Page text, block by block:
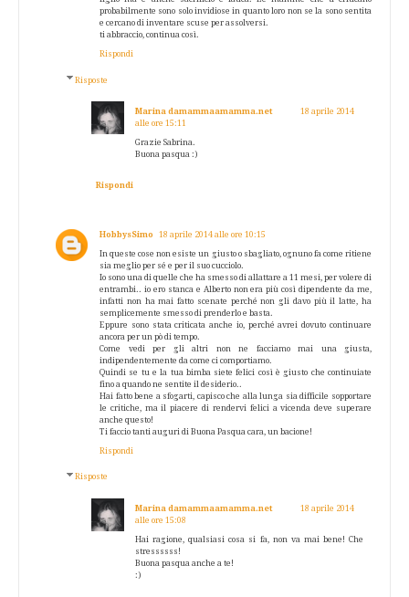
probabilmente sono solo invidiose in quanto loro non se la sono sentita
e cercano di inventare scuse per assolversi.
ti abbraccio, continua così.
Rispondi
Risposte
Marina damammaamamma.net
18 aprile 2014
alle ore 15:11
Grazie Sabrina.
Buona pasqua :)
Rispondi
HobbysSimo 18 aprile 2014 alle ore 10:15
In queste cose non esiste un giusto o sbagliato, ognuno fa come ritiene
sia meglio per sé e per il suo cucciolo.
Io sono una di quelle che ha smesso di allattare a 11 mesi, per volere di
entrambi.. io ero stanca e Alberto non era più così dipendente da me,
infatti non ha mai fatto scenate perché non gli davo più il latte, ha
semplicemente smesso di prenderlo e basta.
Eppure sono stata criticata anche io, perché avrei dovuto continuare
ancora per un pò di tempo.
Come vedi per gli altri non ne facciamo mai una giusta,
indipendentemente da come ci comportiamo.
Quindi se tu e la tua bimba siete felici così è giusto che continuiate
fino a quando ne sentite il desiderio..
Hai fatto bene a sfogarti, capisco che alla lunga sia difficile sopportare
le critiche, ma il piacere di rendervi felici a vicenda deve superare
anche questo!
Ti faccio tanti auguri di Buona Pasqua cara, un bacione!
Rispondi
Risposte
Marina damammaamamma.net
18 aprile 2014
alle ore 15:08
Hai ragione, qualsiasi cosa si fa, non va mai bene! Che
stressssss!
Buona pasqua anche a te!
:)